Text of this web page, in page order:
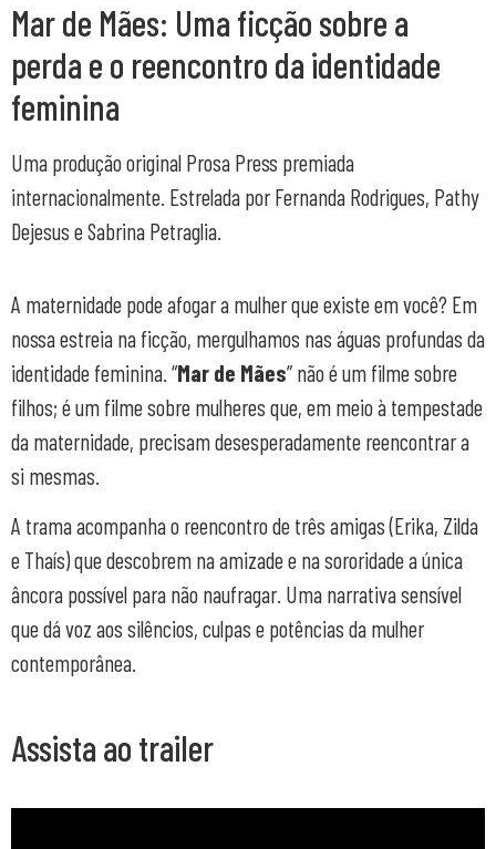
Mar de Mães: Uma ficção sobre a
perda e o reencontro da identidade
feminina
Uma produção original Prosa Press premiada
internacionalmente. Estrelada por Fernanda Rodrigues, Pathy
Dejesus e Sabrina Petraglia.
A maternidade pode afogar a mulher que existe em você? Em
nossa estreia na ficção, mergulhamos nas águas profundas da
identidade feminina. “Mar de Mães” não é um filme sobre
filhos; é um filme sobre mulheres que, em meio à tempestade
da maternidade, precisam desesperadamente reencontrar a
si mesmas.
A trama acompanha o reencontro de três amigas (Erika, Zilda
e Thaís) que descobrem na amizade e na sororidade a única
âncora possível para não naufragar. Uma narrativa sensível
que dá voz aos silêncios, culpas e potências da mulher
contemporânea.
Assista ao trailer